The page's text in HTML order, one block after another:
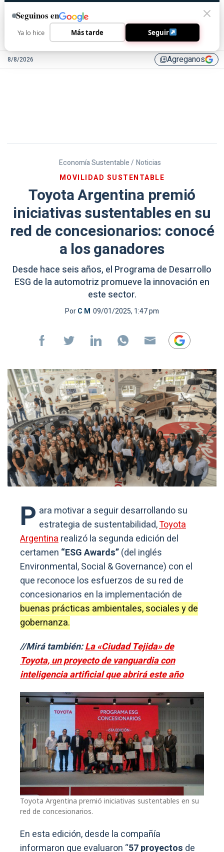
8/8/2026 library_addAgreganos
Economía Sustentable / Noticias
MOVILIDAD SUSTENTABLE
Toyota Argentina premió
iniciativas sustentables en su
red de concesionarios: conocé
a los ganadores
Desde hace seis años, el Programa de Desarrollo
ESG de la automotriz promueve la innovación en
este sector.
PorC M 09/01/2025, 1:47 pm
P ara motivar a seguir desarrollando su
estrategia de sustentabilidad,Toyota
Argentinarealizó la segunda edición del
certamen “ESG Awards”(del inglés
Environmental, Social & Governance) con el
que reconoce los esfuerzos de su red de
concesionarios en la implementación de
buenas prácticas ambientales, sociales y de
gobernanza.
//Mirá también:La «Ciudad Tejida» de
Toyota, un proyecto de vanguardia con
inteligencia artificial que abrirá este año
Toyota Argentina premió iniciativas sustentables en su
red de concesionarios.
En esta edición, desde la compañía
informaron que evaluaron “57 proyectos de
Seguinos en
Ya lo hice Más tarde Seguir